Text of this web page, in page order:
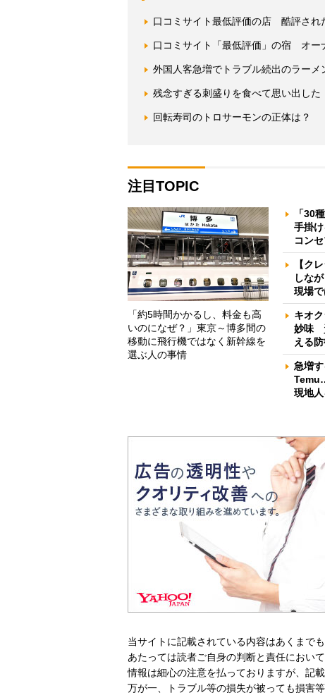
口コミサイト最低評価の店 酷評され
口コミサイト「最低評価」の宿 オー
外国人客急増でトラブル続出のラー
残念すぎる刺盛りを食べて思い出した
回転寿司のトロサーモンの正体は？
注目TOPIC
「約5時間かかるし、料金も高
いのになぜ？」東京～博多間の
移動に飛行機ではなく新幹線を
選ぶ人の事情
「30
手掛
コン
【ク
しな
現場
キオ
妙味
える
急増
現地
当サイトに記載されている内容はあくまで
あたっては読者ご自身の判断と責任におい
情報は細心の注意を払っておりますが、記
万が一、トラブル等の損失が被っても損害